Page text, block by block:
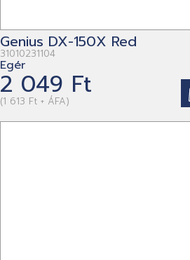
Genius DX-150X Red
31010231104
Egér
2 049 Ft
(1 613 Ft + ÁFA)